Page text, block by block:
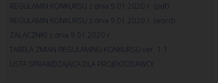
REGULAMIN KONKURSU z dnia 9.01.2020 r. (pdf)
REGULAMIN KONKURSU z dnia 9.01.2020 r. (word)
ZAŁĄCZNIKI z dnia 9.01.2020 r.
TABELA ZMIAN REGULAMINU KONKURSU ver. 1.1
LISTA SPRAWDZAJĄCA DLA PROJEKTODAWCY